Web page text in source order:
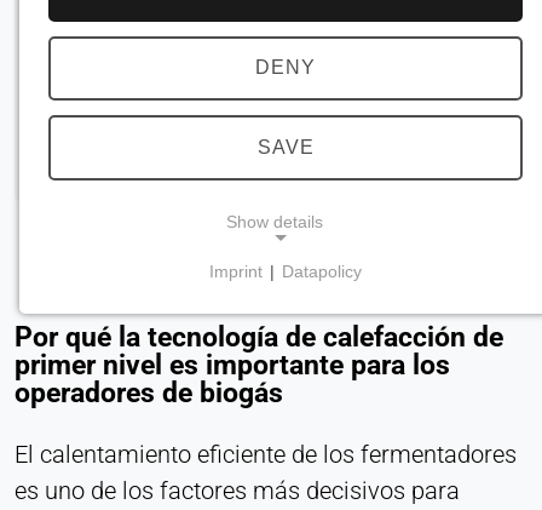
Por qué la tecnología de calefacción de
primer nivel es importante para los
operadores de biogás
El calentamiento eficiente de los fermentadores
es uno de los factores más decisivos para
DENY
SAVE
Show details
Son necesarias para las funciones básicas del
sitio web, como la navegación y el
almacenamiento de las preferencias de
Imprint | Datapolicy